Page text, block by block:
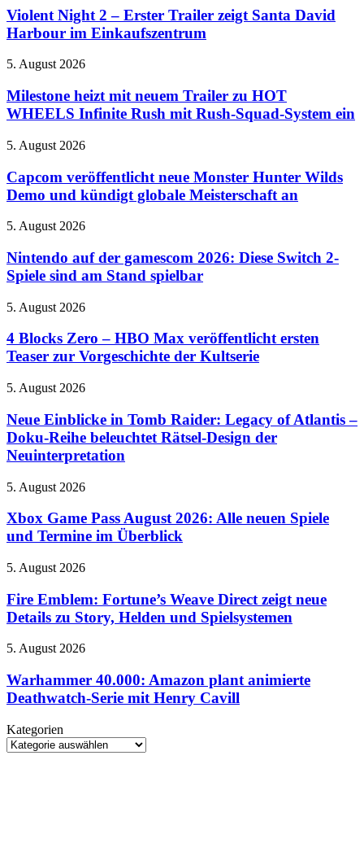
Unterwasserwelt
erschienen
2
–
Erster
zeigt
David
Harbour
Einkaufszentrum
Violent Night 2 – Erster Trailer zeigt Santa David
Harbour im Einkaufszentrum
Milestone
mit
neuem
Trailer
HOT
Infinite
Rush
Rush-
System
ein
5. August 2026
Milestone heizt mit neuem Trailer zu HOT
WHEELS Infinite Rush mit Rush-Squad-System ein
Capcom
neue
Monster
Hunter
Demo
kündigt
globale
an
5. August 2026
Capcom veröffentlicht neue Monster Hunter Wilds
Demo und kündigt globale Meisterschaft an
Nintendo
der
gamescom
2026:
Switch
Spiele
sind
Stand
5. August 2026
Nintendo auf der gamescom 2026: Diese Switch 2-
Spiele sind am Stand spielbar
4
Zero
–
HBO
veröffentlicht
Teaser
zur
Vorgeschichte
Kultserie
5. August 2026
4 Blocks Zero – HBO Max veröffentlicht ersten
Teaser zur Vorgeschichte der Kultserie
Neue
in
Tomb
Raider:
Legacy
Atlantis
Doku-
Reihe
Rätsel-
Design
der
Neuinterpretation
5. August 2026
Neue Einblicke in Tomb Raider: Legacy of Atlantis –
Doku-Reihe beleuchtet Rätsel-Design der
Neuinterpretation
Xbox
Pass
August
2026:
neuen
und
Termine
Überblick
5. August 2026
Xbox Game Pass August 2026: Alle neuen Spiele
und Termine im Überblick
Fire
Fortune’s
Weave
Direct
neue
zu
Story,
und
Spielsystemen
5. August 2026
Fire Emblem: Fortune’s Weave Direct zeigt neue
Details zu Story, Helden und Spielsystemen
Warhammer
Amazon
plant
animierte
Serie
mit
5. August 2026
Warhammer 40.000: Amazon plant animierte
Deathwatch-Serie mit Henry Cavill
Kategorien
Kategorien